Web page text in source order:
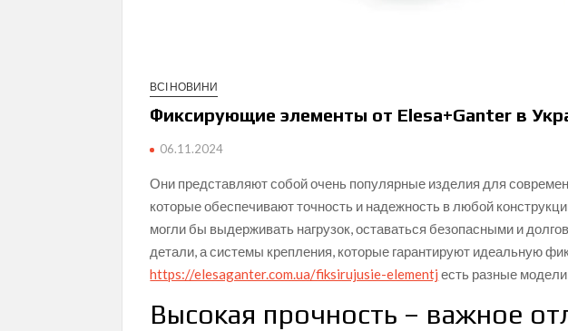
ВСІ НОВИНИ
Фиксирующие элементы от Elesa+Ganter в
06.11.2024
Они представляют собой очень популярные изделия для
которые обеспечивают точность и надежность в любой
могли бы выдерживать нагрузок, оставаться безопасными и
детали, а системы крепления, которые гарантируют идеальную
https://elesaganter.com.ua/fiksirujusie-elementj есть разные
Высокая прочность – важное